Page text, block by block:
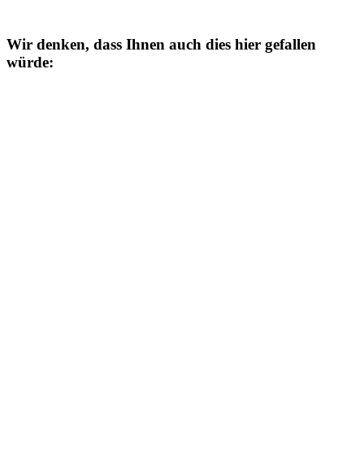
Wir denken, dass Ihnen auch dies hier gefallen
würde: